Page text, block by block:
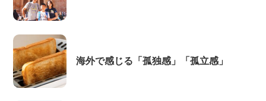
海外で感じる「孤独感」「孤立感」